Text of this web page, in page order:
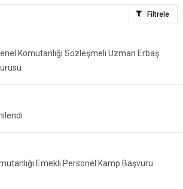
Filtrele
Komutanlığı Sözleşmeli Uzman Erbaş
Emekli Personel Kamp Başvuru